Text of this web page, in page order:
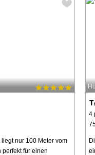
nur 100 Meter vom
perfekt für einen
4